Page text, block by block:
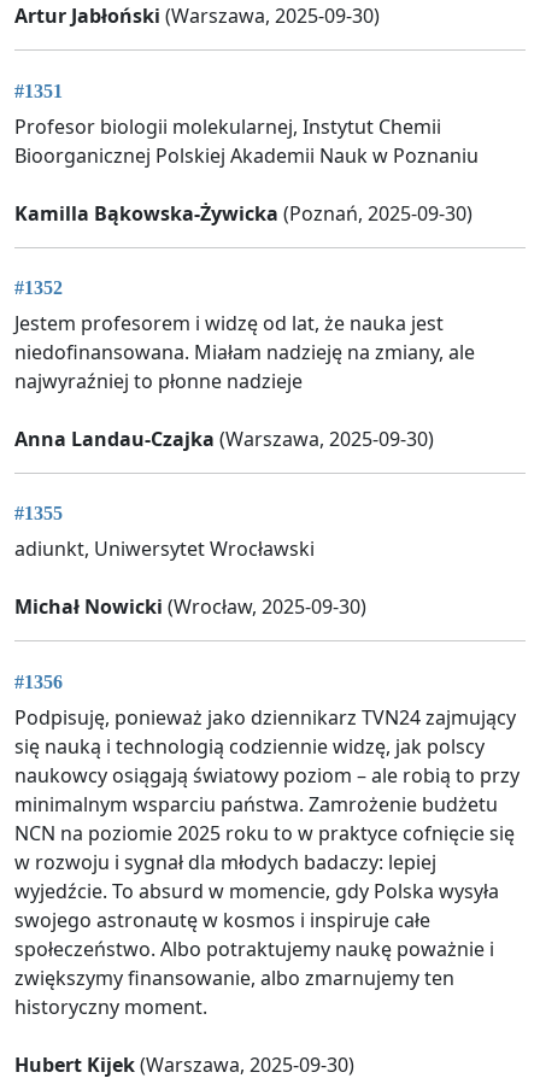
Artur Jabłoński (Warszawa, 2025-09-30)
#1351
Profesor biologii molekularnej, Instytut Chemii
Bioorganicznej Polskiej Akademii Nauk w Poznaniu
Kamilla Bąkowska-Żywicka (Poznań, 2025-09-30)
#1352
Jestem profesorem i widzę od lat, że nauka jest
niedofinansowana. Miałam nadzieję na zmiany, ale
najwyraźniej to płonne nadzieje
Anna Landau-Czajka (Warszawa, 2025-09-30)
#1355
adiunkt, Uniwersytet Wrocławski
Michał Nowicki (Wrocław, 2025-09-30)
#1356
Podpisuję, ponieważ jako dziennikarz TVN24 zajmujący
się nauką i technologią codziennie widzę, jak polscy
naukowcy osiągają światowy poziom – ale robią to przy
minimalnym wsparciu państwa. Zamrożenie budżetu
NCN na poziomie 2025 roku to w praktyce cofnięcie się
w rozwoju i sygnał dla młodych badaczy: lepiej
wyjedźcie. To absurd w momencie, gdy Polska wysyła
swojego astronautę w kosmos i inspiruje całe
społeczeństwo. Albo potraktujemy naukę poważnie i
zwiększymy finansowanie, albo zmarnujemy ten
historyczny moment.
Hubert Kijek(Warszawa, 2025-09-30)